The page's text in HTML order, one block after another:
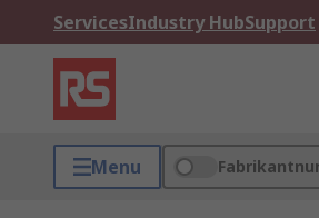
ServicesIndustry HubSupport
Menu